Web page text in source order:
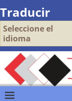
Traducir
Seleccione el
idioma